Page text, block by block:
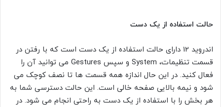
حالت استفاده از یک دست
اندروید 12 دارای حالت استفاده از یک دست است که با رفتن در
قسمت تنظیمات، System و سپس Gestures می توانید آن را
فعال کنید. در این حال اندازه همه قسمت ها تا نصف کوچک می
شود و نیمه بالایی صفحه خالی است. این حالت دسترسی شما به
هر بخش را با استفاده از یک دست به راحتی انجام می شود. در